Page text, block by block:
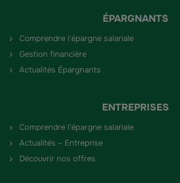
ÉPARGNANTS
Comprendre l'épargne salariale
Gestion financière
Actualités Épargnants
ENTREPRISES
Comprendre l'épargne salariale
Actualités – Entreprise
Découvrir nos offres